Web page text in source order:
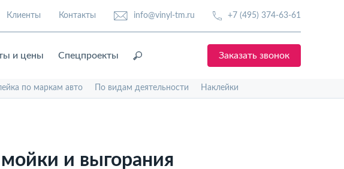
Клиенты Контакты info@vinyl-tm.ru +7 (495) 374-63-61
и цены Спецпроекты Заказать звонок
по маркам авто По видам деятельности Наклейки
и выгорания